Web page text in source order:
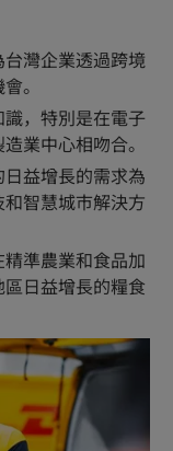
灣企業透過跨境
。
，特別是在電子
業中心相吻合。
益增長的需求為
智慧城市解決方
準農業和食品加
日益增長的糧食